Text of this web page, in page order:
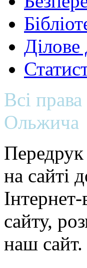
Ділове
Всі
Ольжича
Передрук
на сайті
сайту,
наш сайт.